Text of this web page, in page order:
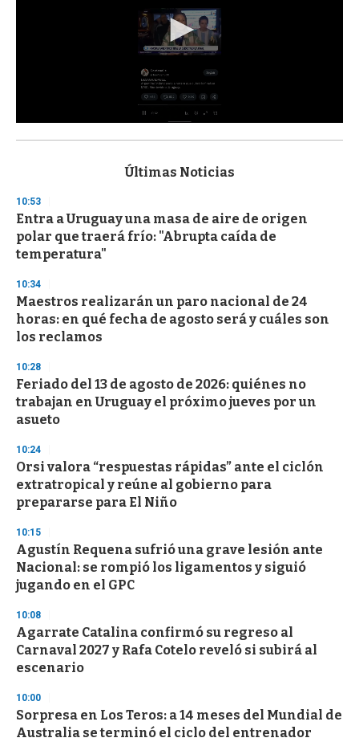
s
d
s
o
f
3
s
e
c
o
n
Últimas Noticias
10:53
Entra a Uruguay una masa de aire de origen
polar que traerá frío: "Abrupta caída de
temperatura"
10:34
Maestros realizarán un paro nacional de 24
horas: en qué fecha de agosto será y cuáles son
los reclamos
10:28
Feriado del 13 de agosto de 2026: quiénes no
trabajan en Uruguay el próximo jueves por un
asueto
10:24
Orsi valora “respuestas rápidas” ante el ciclón
extratropical y reúne al gobierno para
prepararse para El Niño
10:15
Agustín Requena sufrió una grave lesión ante
Nacional: se rompió los ligamentos y siguió
jugando en el GPC
10:08
Agarrate Catalina confirmó su regreso al
Carnaval 2027 y Rafa Cotelo reveló si subirá al
escenario
10:00
Sorpresa en Los Teros: a 14 meses del Mundial de
Australia se terminó el ciclo del entrenador